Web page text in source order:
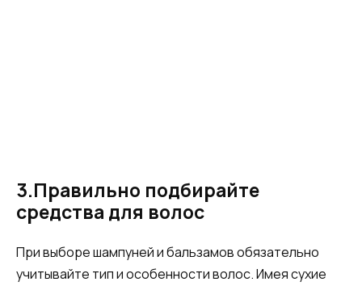
3.Правильно подбирайте
средства для волос
При выборе шампуней и бальзамов обязательно
учитывайте тип и особенности волос. Имея сухие